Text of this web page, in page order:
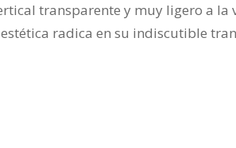
transparente y muy ligero a la
radica en su indiscutible